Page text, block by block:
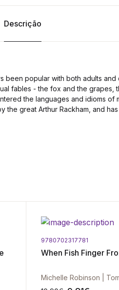
Descrição
popular with both adults and
fables - the fox and the grapes,
the languages and idioms of
great Arthur Rackham, and
9780702317781
When Fish Finger
Michelle Robinson |